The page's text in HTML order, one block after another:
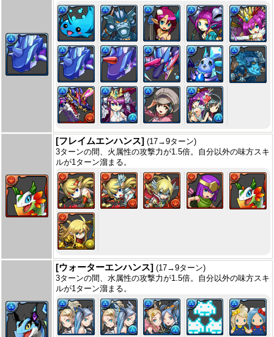
[フレイムエンハンス] (17→9ターン)
3ターンの間、火属性の攻撃力が1.5倍。自分以外の味方スキ
ルが1ターン溜まる。
[ウォーターエンハンス] (17→9ターン)
3ターンの間、水属性の攻撃力が1.5倍。自分以外の味方スキ
ルが1ターン溜まる。